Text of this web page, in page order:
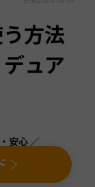
方法
ュア
安心 ／